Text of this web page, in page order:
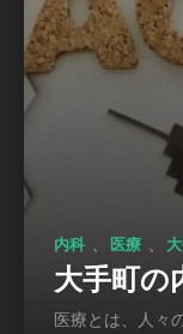
内科 医療 大
大手町の
医療とは、人々